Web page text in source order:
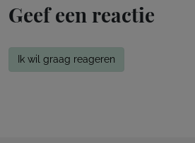
Geef een reactie
Ik wil graag reageren